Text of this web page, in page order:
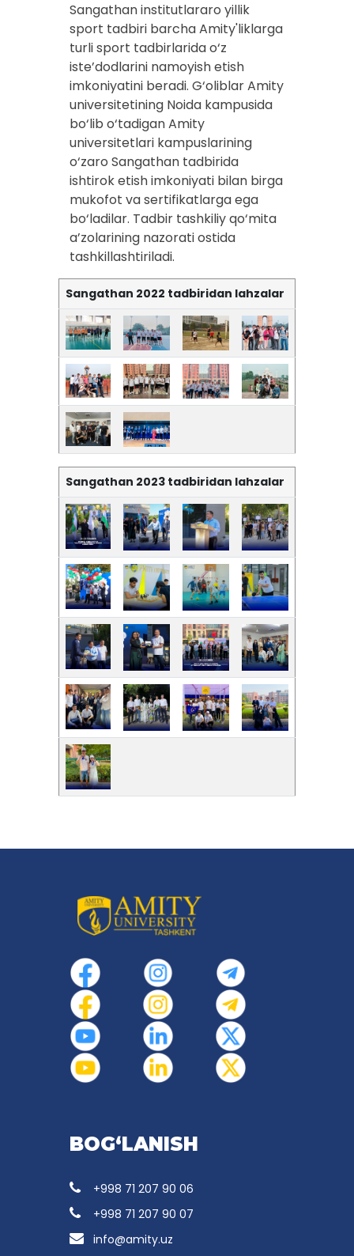
Sangathan institutlararo yillik
sport tadbiri barcha Amity'liklarga
turli sport tadbirlarida o‘z
iste’dodlarini namoyish etish
imkoniyatini beradi. G‘oliblar Amity
universitetining Noida kampusida
bo‘lib o‘tadigan Amity
universitetlari kampuslarining
o‘zaro Sangathan tadbirida
ishtirok etish imkoniyati bilan birga
mukofot va sertifikatlarga ega
bo‘ladilar. Tadbir tashkiliy qo‘mita
a’zolarining nazorati ostida
tashkillashtiriladi.
Sangathan 2022 tadbiridan lahzalar
Sangathan 2023 tadbiridan lahzalar
BOG‘LANISH
+998 71 207 90 06
+998 71 207 90 07
info@amity.uz